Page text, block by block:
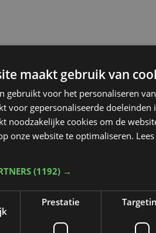
maakt gebruik van
gebruikt voor het personaliseren
voor gepersonaliseerde doeleinden
noodzakelijke cookies om de
onze website te optimaliseren.
(1192) →
Prestatie